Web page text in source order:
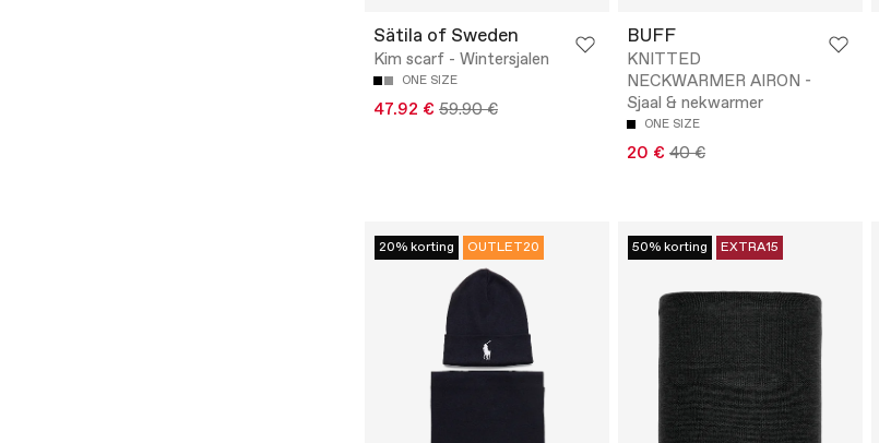
Sätila of Sweden
Kim scarf - Wintersjalen
ONE SIZE
47.92 € 59.90 €
BUFF
KNITTED
NECKWARMER AIRON -
Sjaal & nekwarmer
ONE SIZE
20 € 40 €
20% korting OUTLET20 50% korting EXTRA15